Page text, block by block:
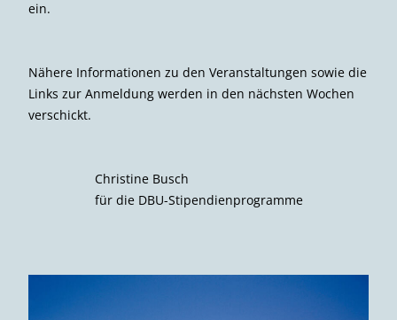
ein.
Nähere Informationen zu den Veranstaltungen sowie die
Links zur Anmeldung werden in den nächsten Wochen
verschickt.
Christine Busch
für die DBU-Stipendienprogramme